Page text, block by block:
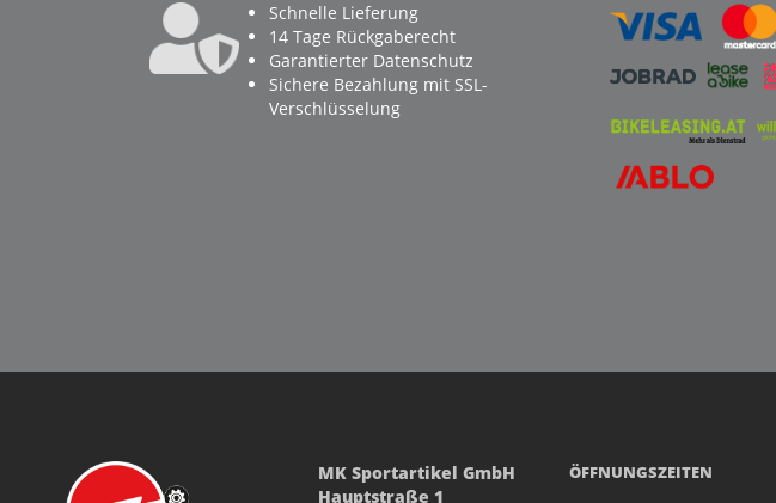
Schnelle Lieferung
14 Tage Rückgaberecht
Garantierter Datenschutz
Sichere Bezahlung mit SSL-
Verschlüsselung
MK Sportartikel GmbH
Hauptstraße 1
ÖFFNUNGSZEITEN